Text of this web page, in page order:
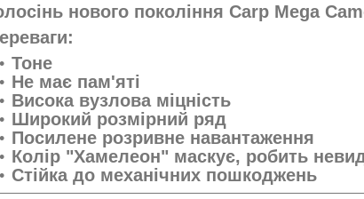
нового покоління Carp Mega
Тоне
Не має пам'яті
Висока вузлова міцність
Широкий розмірний ряд
Посилене розривне навантаження
Колір "Хамелеон" маскує, робить
Стійка до механічних пошкоджень